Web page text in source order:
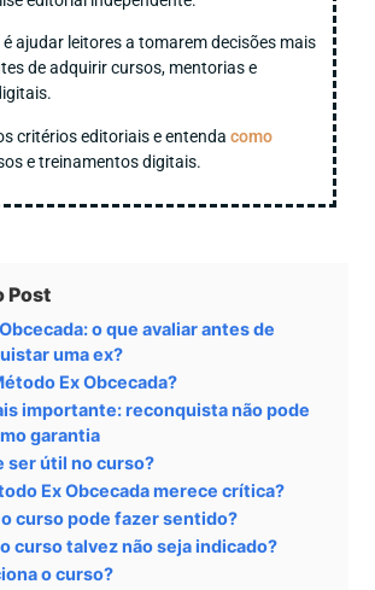
ajudar leitores a tomarem decisões mais
de adquirir cursos, mentorias e
critérios editoriais e entenda como
e treinamentos digitais.
Post
o que avaliar antes de
uma ex?
Ex Obcecada?
importante: reconquista não pode
garantia
ser útil no curso?
Ex Obcecada merece crítica?
o curso pode fazer sentido?
curso talvez não seja indicado?
o curso?